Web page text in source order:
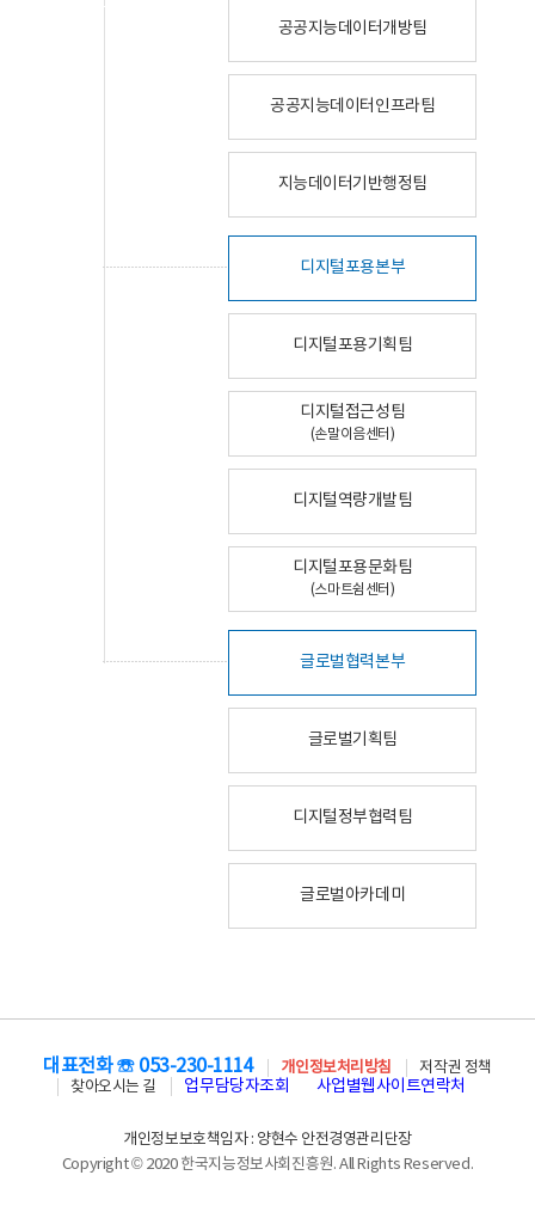
공공지능데이터개방팀
공공지능데이터인프라팀
지능데이터기반행정팀
디지털포용본부
디지털포용기획팀
디지털접근성팀
(손말이음센터)
디지털역량개발팀
디지털포용문화팀
(스마트쉼센터)
글로벌협력본부
글로벌기획팀
디지털정부협력팀
글로벌아카데미
대표전화 ☏ 053-230-1114 개인정보처리방침
저작권 정책
찾아오시는 길
업무담당자조회 사업별웹사이트연락처
개인정보보호책임자 : 양현수 안전경영관리단장
Copyright © 2020 한국지능정보사회진흥원. All Rights Reserved.